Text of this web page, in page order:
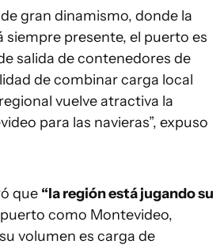
gran dinamismo, donde la
presente, el puerto es
salida de contenedores de
de combinar carga local
vuelve atractiva la
para las navieras”, expuso
que “la región está jugando su
como Montevideo,
volumen es carga de